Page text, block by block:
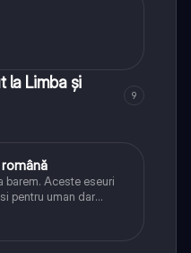
la Limba și
9
barem. Aceste eseuri
pentru uman dar
si caracrerizarile.